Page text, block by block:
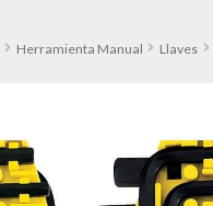
Herramienta Manual Llaves